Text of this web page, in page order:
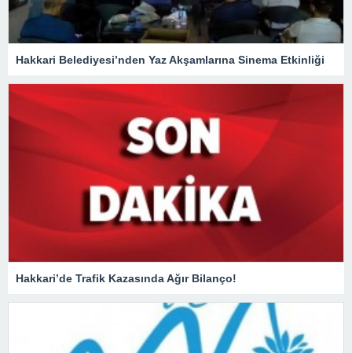
Hakkari Belediyesi’nden Yaz Akşamlarına Sinema Etkinliği
Hakkari’de Trafik Kazasında Ağır Bilanço!